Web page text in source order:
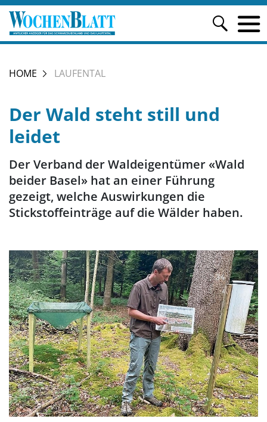
HOME LAUFENTAL
Der Wald steht still und
leidet
Der Verband der Waldeigentümer «Wald
beider Basel» hat an einer Führung
gezeigt, welche Auswirkungen die
Stickstoffeinträge auf die Wälder haben.